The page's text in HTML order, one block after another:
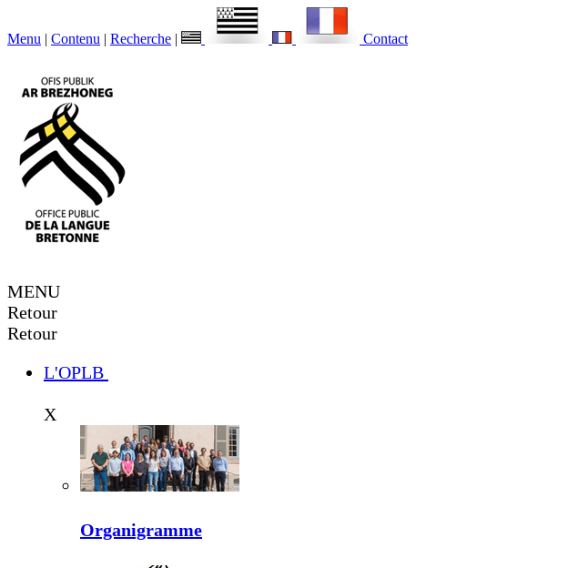
Menu | Contenu | Recherche | Contact
MENU
Retour
Retour
L'OPLB
X
Organigramme